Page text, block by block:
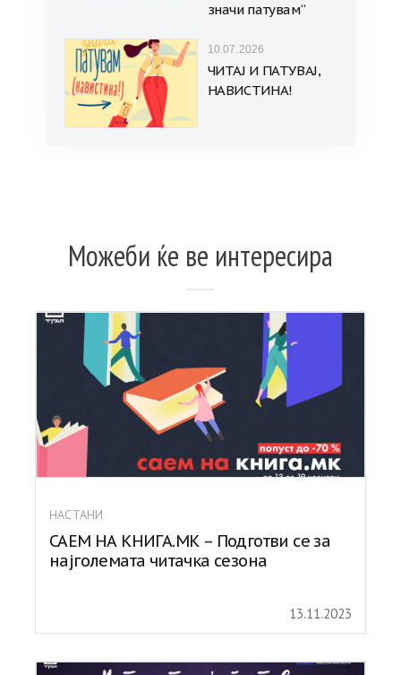
значи патувам“
10.07.2026
ЧИТАЈ И ПАТУВАЈ,
НАВИСТИНА!
Можеби ќе ве интересира
НАСТАНИ
САЕМ НА КНИГА.МК – Подготви се за
најголемата читачка сезона
13.11.2023